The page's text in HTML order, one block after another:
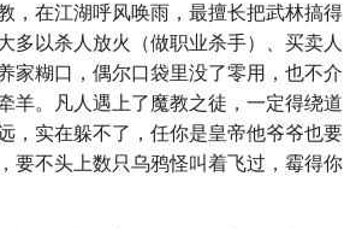
，在江湖呼风唤雨，最擅长把武林搞得
多以杀人放火（做职业杀手）、买卖人
家糊口，偶尔口袋里没了零用，也不介
羊。凡人遇上了魔教之徒，一定得绕道
，实在躲不了，任你是皇帝他爷爷也要
要不头上数只乌鸦怪叫着飞过，霉得你